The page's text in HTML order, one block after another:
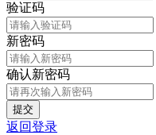
验证码
新密码
确认新密码
返回登录